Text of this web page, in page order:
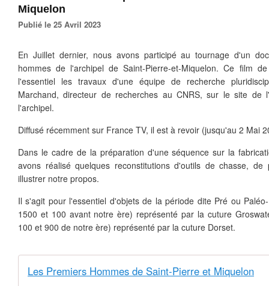
Miquelon
Publié le 25 Avril 2023
En Juillet dernier, nous avons participé au tournage d'un
hommes de l'archipel de Saint-Pierre-et-Miquelon. Ce film
l'essentiel les travaux d'une équipe de recherche
Marchand, directeur de recherches au CNRS, sur le site de
l'archipel.
Diffusé récemment sur France TV, il est à revoir (jusqu'au 2 Mai
Dans le cadre de la préparation d'une séquence sur la
avons réalisé quelques reconstitutions d'outils de chasse,
illustrer notre propos.
Il s'agit pour l'essentiel d'objets de la période dite Pré ou
1500 et 100 avant notre ère) représenté par la cuture
100 et 900 de notre ère) représenté par la cuture Dorset.
Les Premiers Hommes de Saint-Pierre et Miquelon